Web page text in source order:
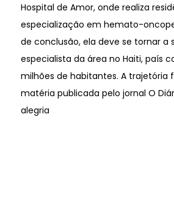
Hospital de Amor, onde realiza
especialização em hemato-
de conclusão, ela deve se tornar a
especialista da área no Haiti, país
milhões de habitantes. A trajetória
matéria publicada pelo jornal O
alegria